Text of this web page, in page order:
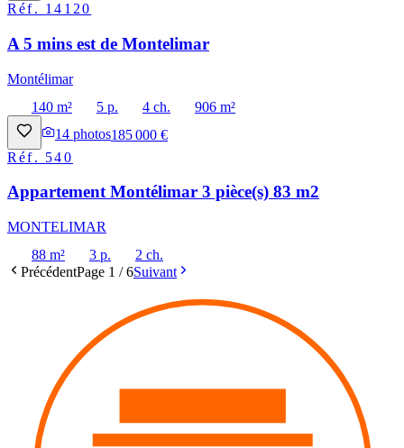
Réf. 14120
A 5 mins est de Montelimar
Montélimar
140 m²
5 p. 4 ch.
906 m²
14 photos185 000 €
Réf. 540
Appartement Montélimar 3 pièce(s) 83 m2
MONTELIMAR
88 m²
3 p.
2 ch.
PrécédentPage 1 /6Suivant